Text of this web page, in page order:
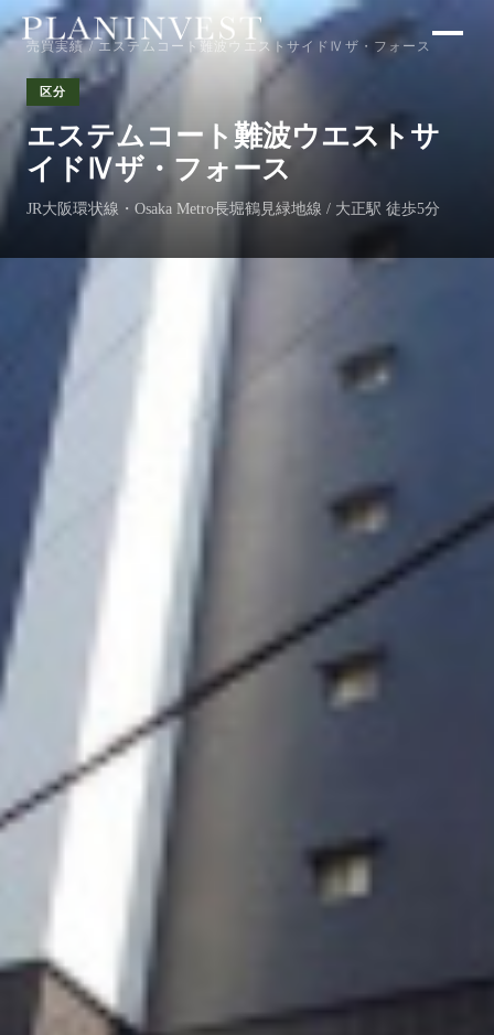
売買実績/ エステムコート難波ウエストサイドⅣザ・フォース
区分
エステムコート難波ウエストサ
イドⅣザ・フォース
JR大阪環状線・Osaka Metro長堀鶴見緑地線 / 大正駅 徒歩5分